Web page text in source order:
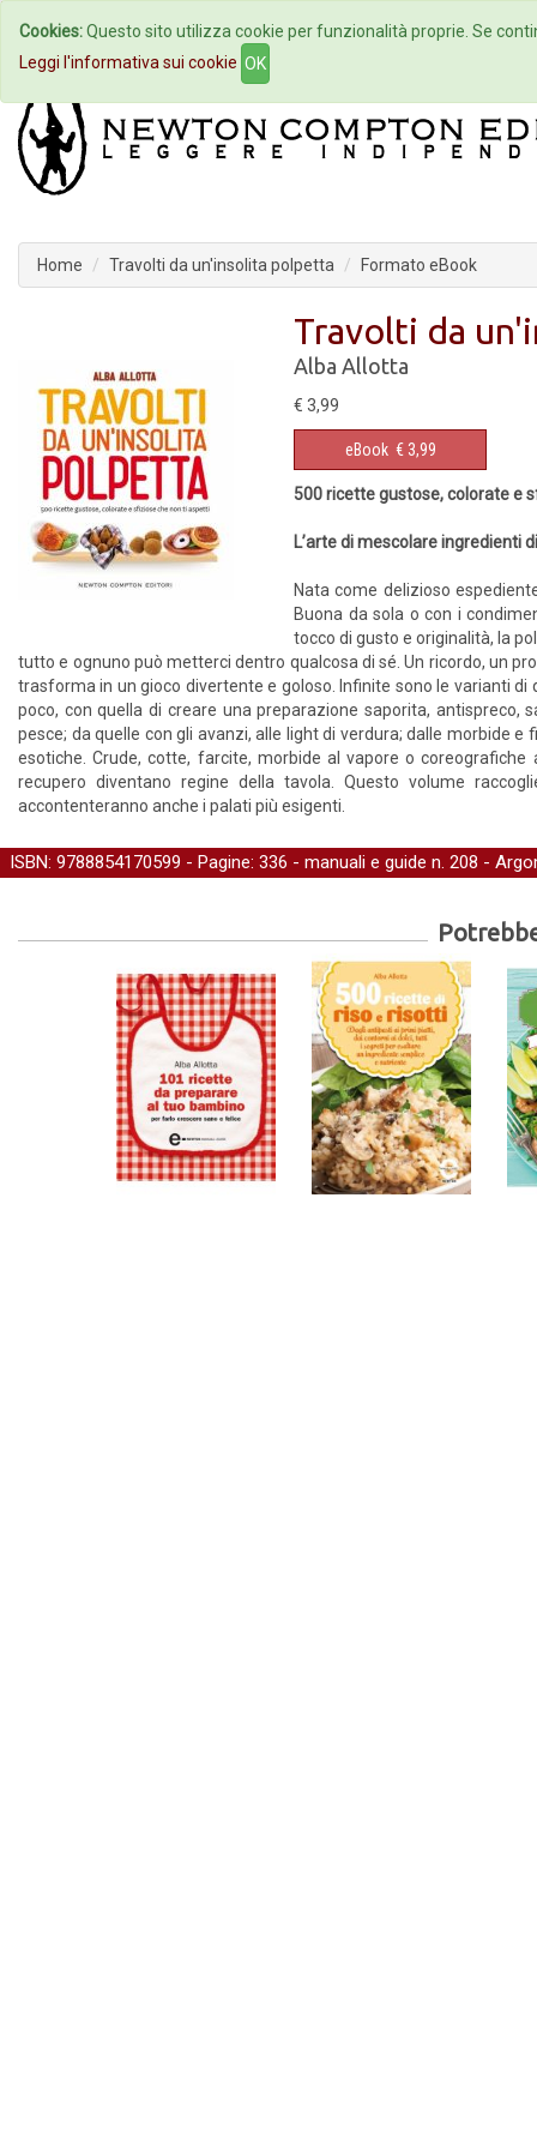
Home Autori Eventi
Home Travolti da un'insolita polpetta Formato eBook
Travolti da
Alba Allotta
€ 3,99
eBook € 3,99
500 ricette gustose, colorate e
L’arte di mescolare ingredienti
Nata come delizioso
Buona da sola o con i
tocco di gusto e originalità, la
tutto e ognuno può metterci dentro qualcosa di sé. Un ricordo, un
trasforma in un gioco divertente e goloso. Infinite sono le varianti
poco, con quella di creare una preparazione saporita, antispreco,
pesce; da quelle con gli avanzi, alle light di verdura; dalle morbide
esotiche. Crude, cotte, farcite, morbide al vapore o
recupero diventano regine della tavola. Questo volume
accontenteranno anche i palati più esigenti.
ISBN: 9788854170599 - Pagine: 336 - manuali e guide n. 208 -
Cookies:Questo sito utilizza cookie per funzionalità proprie. Se
Leggi l'informativa sui cookie OK